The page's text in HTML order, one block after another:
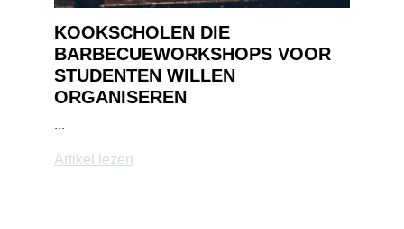
KOOKSCHOLEN DIE
BARBECUEWORKSHOPS VOOR
STUDENTEN WILLEN
ORGANISEREN
...
Artikel lezen